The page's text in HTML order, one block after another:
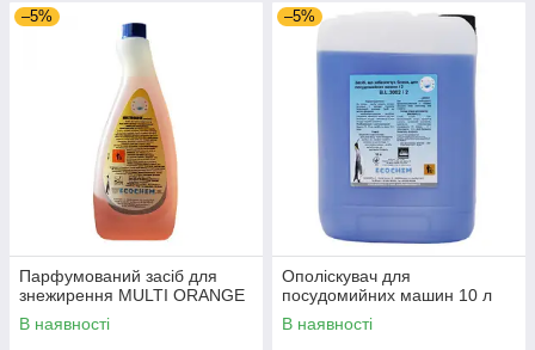
–5%
Парфумований засіб для
знежирення MULTI ORANGE
В наявності
–5%
Ополіскувач для
посудомийних машин 10 л
В наявності